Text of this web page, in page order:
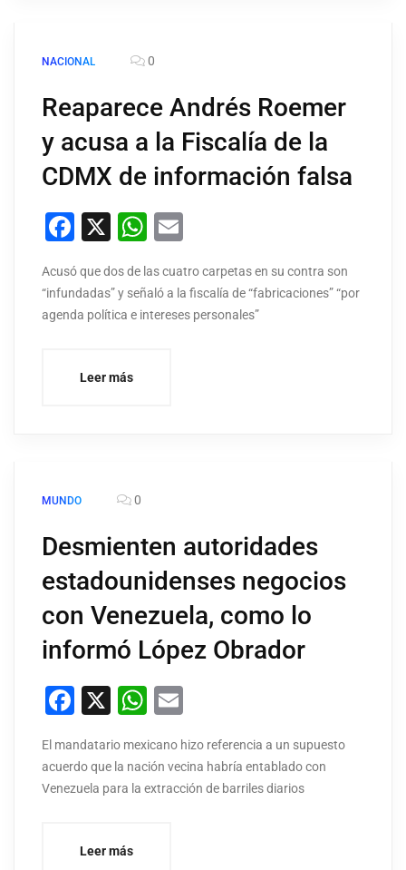
NACIONAL 0
Reaparece Andrés Roemer
y acusa a la Fiscalía de la
CDMX de información falsa
Facebook
X WhatsApp
Acusó que dos de las cuatro carpetas en su contra son
“infundadas” y señaló a la fiscalía de “fabricaciones” “por
agenda política e intereses personales”
Leer más
MUNDO 0
Desmienten autoridades
estadounidenses negocios
con Venezuela, como lo
informó López Obrador
Facebook
X WhatsApp
El mandatario mexicano hizo referencia a un supuesto
acuerdo que la nación vecina habría entablado con
Venezuela para la extracción de barriles diarios
Leer más